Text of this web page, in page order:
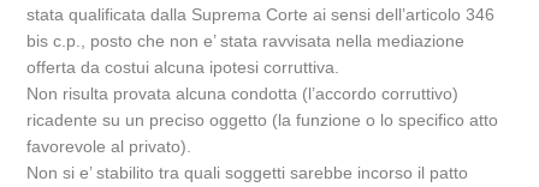
stata qualificata dalla Suprema Corte ai sensi dell’articolo 346
bis c.p., posto che non e’ stata ravvisata nella mediazione
offerta da costui alcuna ipotesi corruttiva.
Non risulta provata alcuna condotta (l’accordo corruttivo)
ricadente su un preciso oggetto (la funzione o lo specifico atto
favorevole al privato).
Non si e’ stabilito tra quali soggetti sarebbe incorso il patto